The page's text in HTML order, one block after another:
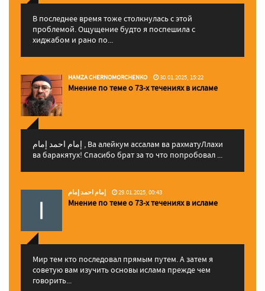
В последнее время тоже столкнулась с этой
проблемой. Ощущение будто я поспешила с
хиджабом и рано по...
HAMZA CHERNOMORCHENKO 30.01.2025, 15:22
Мнение по теме о 73-х течениях в исламе
إمام احمد إمام , Ва алейкум ассалам ва рахматуЛлахи
ва баракятух! Спасибо брат за то что попробовал ...
إمام احمد إمام 29.01.2025, 00:43
Мнение по теме о 73-х течениях в исламе
Мир тем кто последовал прямым путем. А затем я
советую вам изучить основы ислама прежде чем
говорить...